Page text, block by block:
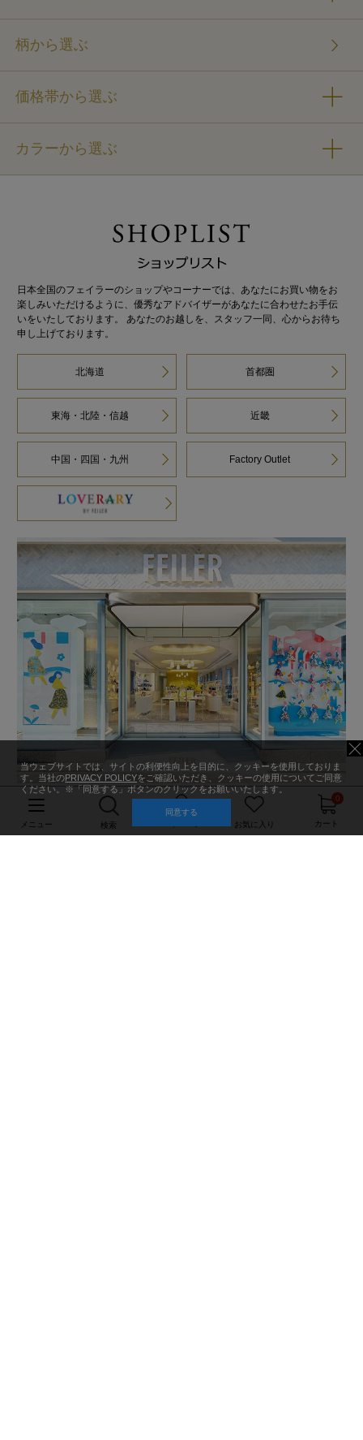
柄から選ぶ
価格帯から選ぶ
カラーから選ぶ
日本全国のフェイラーのショップやコーナーでは、あなたにお買い物をお
楽しみいただけるように、優秀なアドバイザーがあなたに合わせたお手伝
いをいたしております。 あなたのお越しを、スタッフ一同、心からお待ち
申し上げております。
北海道 首都圏
東海・北陸・信越 近畿
中国・四国・九州 Factory Outlet
メニュー 検索 お気に入り
0
カート
当ウェブサイトでは、サイトの利便性向上を目的に、クッキーを使用しておりま
す。当社のPRIVACY POLICYをご確認いただき、クッキーの使用についてご同意
ください。※「同意する」ボタンのクリックをお願いいたします。
同意する